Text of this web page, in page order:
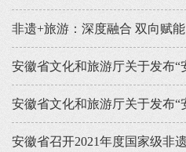
非遗+旅游：深度融合 双向赋能